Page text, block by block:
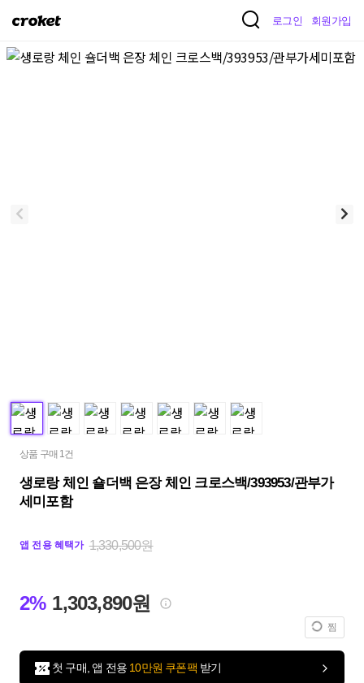
크
켓
로그인 회원가입
상품 구매 1건
생로랑 체인 숄더백 은장 체인 크로스백/393953/관부가
세미포함
앱 전용 혜택가 1,330,500원
2% 1,303,890원
찜
첫 구매, 앱 전용 10만원 쿠폰팩 받기